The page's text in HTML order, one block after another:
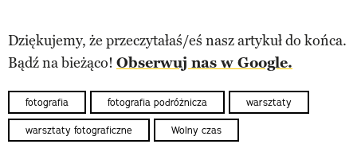
Dziękujemy, że przeczytałaś/eś nasz artykuł do końca.
Bądź na bieżąco! Obserwuj nas w Google.
fotografia fotografia podróżnicza warsztaty
warsztaty fotograficzne Wolny czas